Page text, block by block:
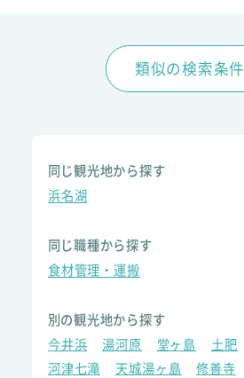
類似の検索条件
同じ観光地から探す
浜名湖
同じ職種から探す
食材管理・運搬
別の観光地から探す
今井浜
湯河原 堂ヶ島 土肥
河津七滝
天城湯ヶ島 修善寺